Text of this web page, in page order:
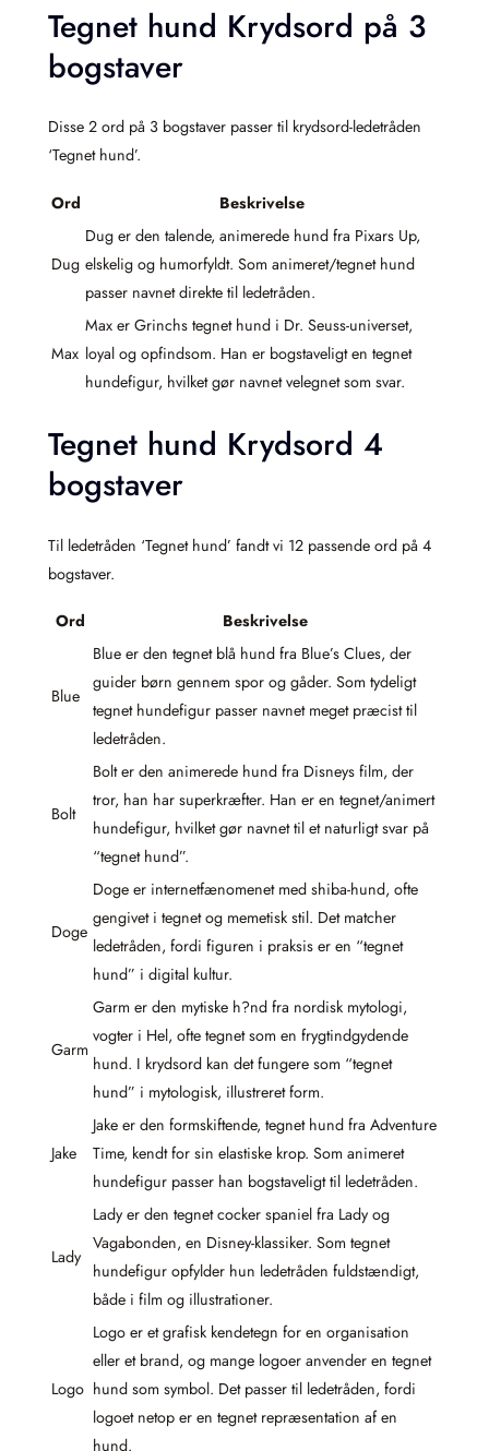
Tegnet hund Krydsord på 3
bogstaver
Disse 2 ord på 3 bogstaver passer til krydsord-ledetråden
‘Tegnet hund’.
Ord Beskrivelse
Dug
Dug er den talende, animerede hund fra Pixars Up,
elskelig og humorfyldt. Som animeret/tegnet hund
passer navnet direkte til ledetråden.
Max
Max er Grinchs tegnet hund i Dr. Seuss-universet,
loyal og opfindsom. Han er bogstaveligt en tegnet
hundefigur, hvilket gør navnet velegnet som svar.
Tegnet hund Krydsord 4
bogstaver
Til ledetråden ‘Tegnet hund’ fandt vi 12 passende ord på 4
bogstaver.
Ord Beskrivelse
Blue
Blue er den tegnet blå hund fra Blue’s Clues, der
guider børn gennem spor og gåder. Som tydeligt
tegnet hundefigur passer navnet meget præcist til
ledetråden.
Bolt
Bolt er den animerede hund fra Disneys film, der
tror, han har superkræfter. Han er en tegnet/animert
hundefigur, hvilket gør navnet til et naturligt svar på
“tegnet hund”.
Doge
Doge er internetfænomenet med shiba-hund, ofte
gengivet i tegnet og memetisk stil. Det matcher
ledetråden, fordi figuren i praksis er en “tegnet
hund” i digital kultur.
Garm
Garm er den mytiske h?nd fra nordisk mytologi,
vogter i Hel, ofte tegnet som en frygtindgydende
hund. I krydsord kan det fungere som “tegnet
hund” i mytologisk, illustreret form.
Jake
Jake er den formskiftende, tegnet hund fra Adventure
Time, kendt for sin elastiske krop. Som animeret
hundefigur passer han bogstaveligt til ledetråden.
Lady
Lady er den tegnet cocker spaniel fra Lady og
Vagabonden, en Disney-klassiker. Som tegnet
hundefigur opfylder hun ledetråden fuldstændigt,
både i film og illustrationer.
Logo
Logo er et grafisk kendetegn for en organisation
eller et brand, og mange logoer anvender en tegnet
hund som symbol. Det passer til ledetråden, fordi
logoet netop er en tegnet repræsentation af en
hund.